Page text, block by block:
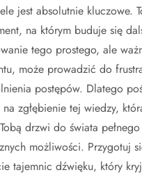
jest absolutnie kluczowe.
na którym buduje się
tego prostego, ale
może prowadzić do
postępów. Dlatego
zgłębienie tej wiedzy,
drzwi do świata pełnego
możliwości. Przygotuj
tajemnic dźwięku, który